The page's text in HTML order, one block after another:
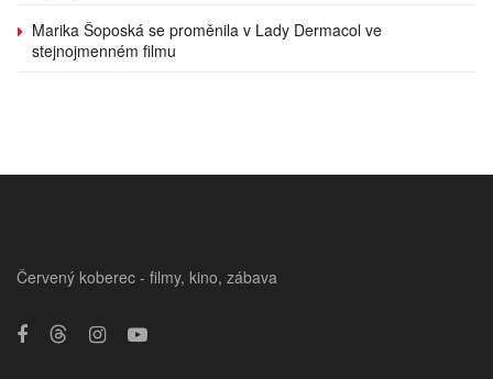
Marika Šoposká se proměnila v Lady Dermacol ve
stejnojmenném filmu
Červený koberec - filmy, kino, zábava